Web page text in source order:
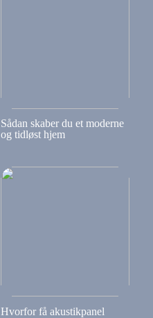
Sådan skaber du et moderne
og tidløst hjem
Hvorfor få akustikpanel